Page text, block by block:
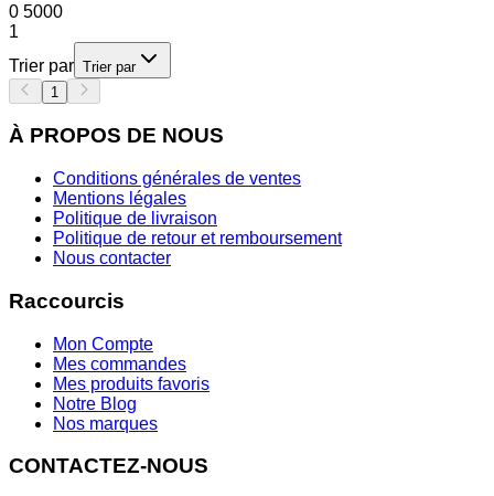
0 5000
1
Trier par Trier par
1
À PROPOS DE NOUS
Conditions générales de ventes
Mentions légales
Politique de livraison
Politique de retour et remboursement
Nous contacter
Raccourcis
Mon Compte
Mes commandes
Mes produits favoris
Notre Blog
Nos marques
CONTACTEZ-NOUS